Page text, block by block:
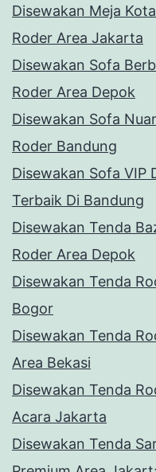
Disewakan Meja
Roder Area Jakarta
Disewakan Sofa
Roder Area Depok
Disewakan Sofa
Roder Bandung
Disewakan Sofa VIP
Terbaik Di Bandung
Disewakan Tenda
Roder Area Depok
Disewakan Tenda
Bogor
Disewakan Tenda
Area Bekasi
Disewakan Tenda
Acara Jakarta
Disewakan Tenda